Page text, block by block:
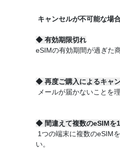
キャンセルが不可能な場
◆ 有効期限切れ
eSIMの有効期間が過ぎた
◆ 再度ご購入によるキャ
メールが届かないことを
◆ 間違えて複数のeSIMを
1つの端末に複数のeSIM
い。